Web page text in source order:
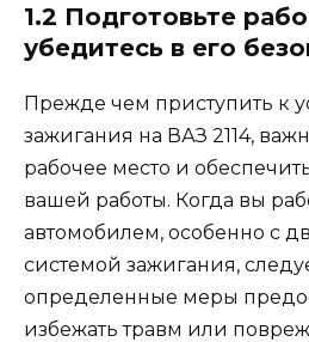
1.2 Подготовьте
убедитесь в его
Прежде чем приступить к
зажигания на ВАЗ 2114,
рабочее место и
вашей работы. Когда вы
автомобилем, особенно с
системой зажигания,
определенные меры
избежать травм или